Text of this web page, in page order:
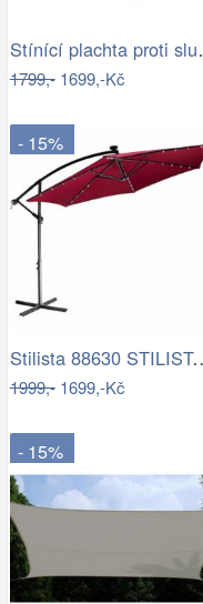
1799,-1699,-Kč
- 15%
Stilista 88630
1999,-1699,-Kč
- 15%